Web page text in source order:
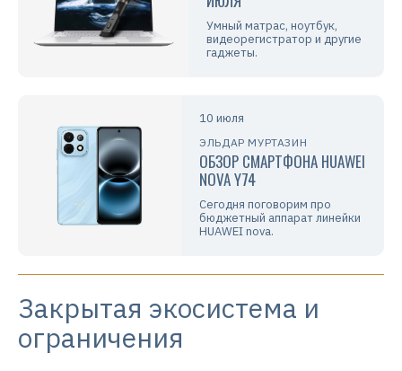
Умный матрас, ноутбук,
видеорегистратор и другие
гаджеты.
10 июля
ЭЛЬДАР МУРТАЗИН
ОБЗОР СМАРТФОНА HUAWEI
NOVA Y74
Сегодня поговорим про
бюджетный аппарат линейки
HUAWEI nova.
Закрытая экосистема и
ограничения